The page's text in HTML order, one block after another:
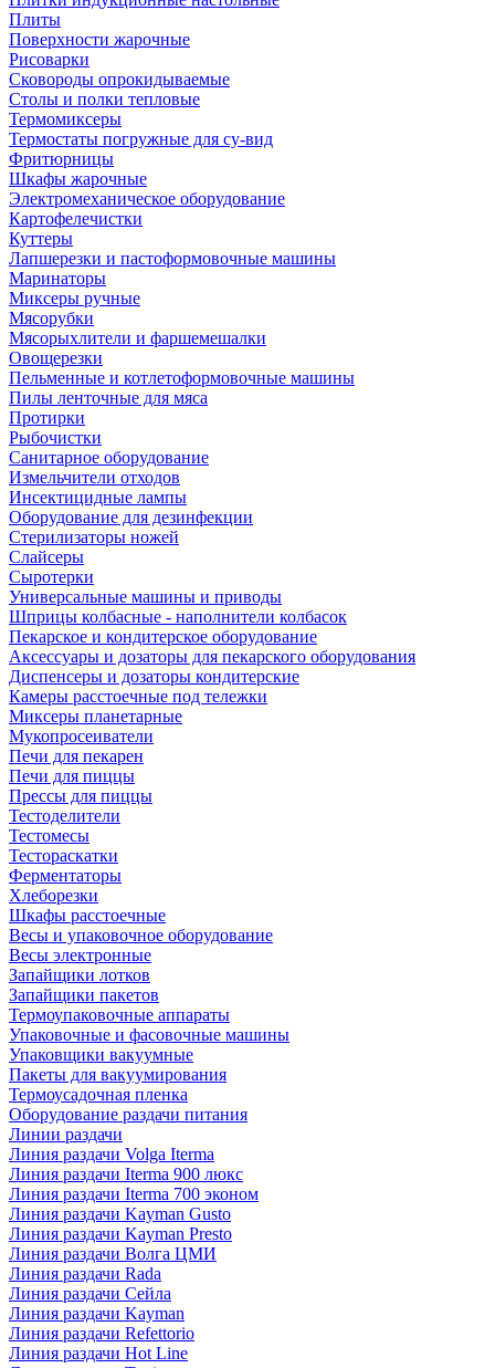
Плиты
Поверхности жарочные
Рисоварки
Сковороды опрокидываемые
Столы и полки тепловые
Термомиксеры
Термостаты погружные для су-вид
Фритюрницы
Шкафы жарочные
Электромеханическое оборудование
Картофелечистки
Куттеры
Лапшерезки и пастоформовочные машины
Маринаторы
Миксеры ручные
Мясорубки
Мясорыхлители и фаршемешалки
Овощерезки
Пельменные и котлетоформовочные машины
Пилы ленточные для мяса
Протирки
Рыбочистки
Санитарное оборудование
Измельчители отходов
Инсектицидные лампы
Оборудование для дезинфекции
Стерилизаторы ножей
Слайсеры
Сыротерки
Универсальные машины и приводы
Шприцы колбасные - наполнители колбасок
Пекарское и кондитерское оборудование
Аксессуары и дозаторы для пекарского оборудования
Диспенсеры и дозаторы кондитерские
Камеры расстоечные под тележки
Миксеры планетарные
Мукопросеиватели
Печи для пекарен
Печи для пиццы
Прессы для пиццы
Тестоделители
Тестомесы
Тестораскатки
Ферментаторы
Хлеборезки
Шкафы расстоечные
Весы и упаковочное оборудование
Весы электронные
Запайщики лотков
Запайщики пакетов
Термоупаковочные аппараты
Упаковочные и фасовочные машины
Упаковщики вакуумные
Пакеты для вакуумирования
Термоусадочная пленка
Оборудование раздачи питания
Линии раздачи
Линия раздачи Volga Iterma
Линия раздачи Iterma 900 люкс
Линия раздачи Iterma 700 эконом
Линия раздачи Kayman Gusto
Линия раздачи Kayman Presto
Линия раздачи Волга ЦМИ
Линия раздачи Rada
Линия раздачи Сейла
Линия раздачи Kayman
Линия раздачи Refettorio
Линия раздачи Hot Line